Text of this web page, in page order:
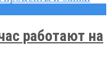
работают на